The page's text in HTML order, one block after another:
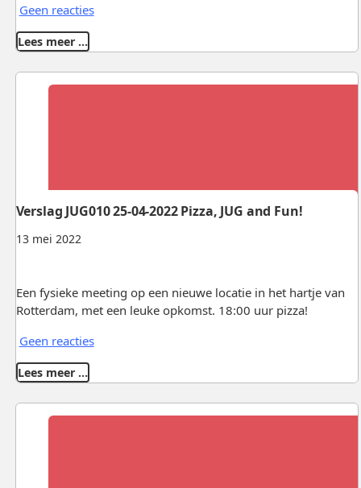
Geen reacties
Lees meer …
13 mei 2022
Verslag JUG010 25-04-2022 Pizza, JUG and Fun!
Een fysieke meeting op een nieuwe locatie in het hartje van
Rotterdam, met een leuke opkomst. 18:00 uur pizza!
Geen reacties
Lees meer …